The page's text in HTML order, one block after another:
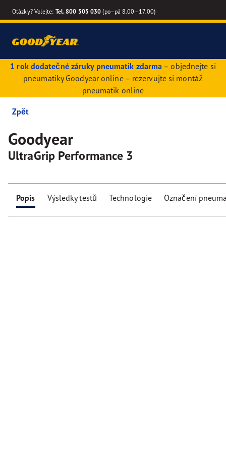
Otázky? Volejte: Tel. 800 505 030 (po–pá 8.00–17.00)
1 rok dodatečné záruky pneumatik zdarma – objednejte si
pneumatiky Goodyear online – rezervujte si montáž
pneumatik online
Zpět
Goodyear
UltraGrip Performance 3
Popis Výsledky testů Technologie Označení